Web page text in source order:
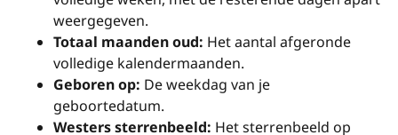
weergegeven.
Totaal maanden oud: Het aantal afgeronde
volledige kalendermaanden.
Geboren op: De weekdag van je
geboortedatum.
Westers sterrenbeeld: Het sterrenbeeld op